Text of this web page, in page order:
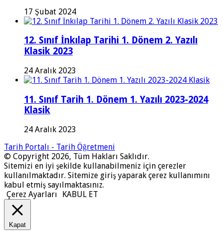
17 Şubat 2024
12. Sınıf İnkılap Tarihi 1. Dönem 2. Yazılı
Klasik 2023
24 Aralık 2023
11. Sınıf Tarih 1. Dönem 1. Yazılı 2023-2024
Klasik
24 Aralık 2023
Tarih Portalı - Tarih Öğretmeni
© Copyright 2026, Tüm Hakları Saklıdır.
Sitemizi en iyi şekilde kullanabilmeniz için çerezler
kullanılmaktadır. Sitemize giriş yaparak çerez kullanımını
kabul etmiş sayılmaktasınız.
Çerez Ayarları
KABUL ET
Kapat